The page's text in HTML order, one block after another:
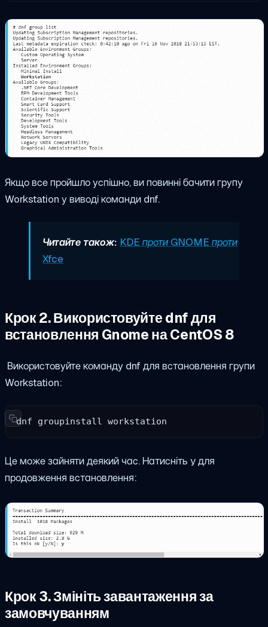
Якщо все пройшло успішно, ви повинні бачити групу
Workstation у виводі команди dnf.
Читайте також: KDE проти GNOME проти
Xfce
Крок 2. Використовуйте dnf для
встановлення Gnome на CentOS 8
Використовуйте команду dnf для встановлення групи
Workstation:
dnf groupinstall workstation
Це може зайняти деякий час. Натисніть y для
продовження встановлення:
Крок 3. Змініть завантаження за
замовчуванням